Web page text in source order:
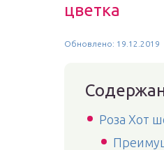
цветка
Обновлено: 19.12.2019
Роза Хот